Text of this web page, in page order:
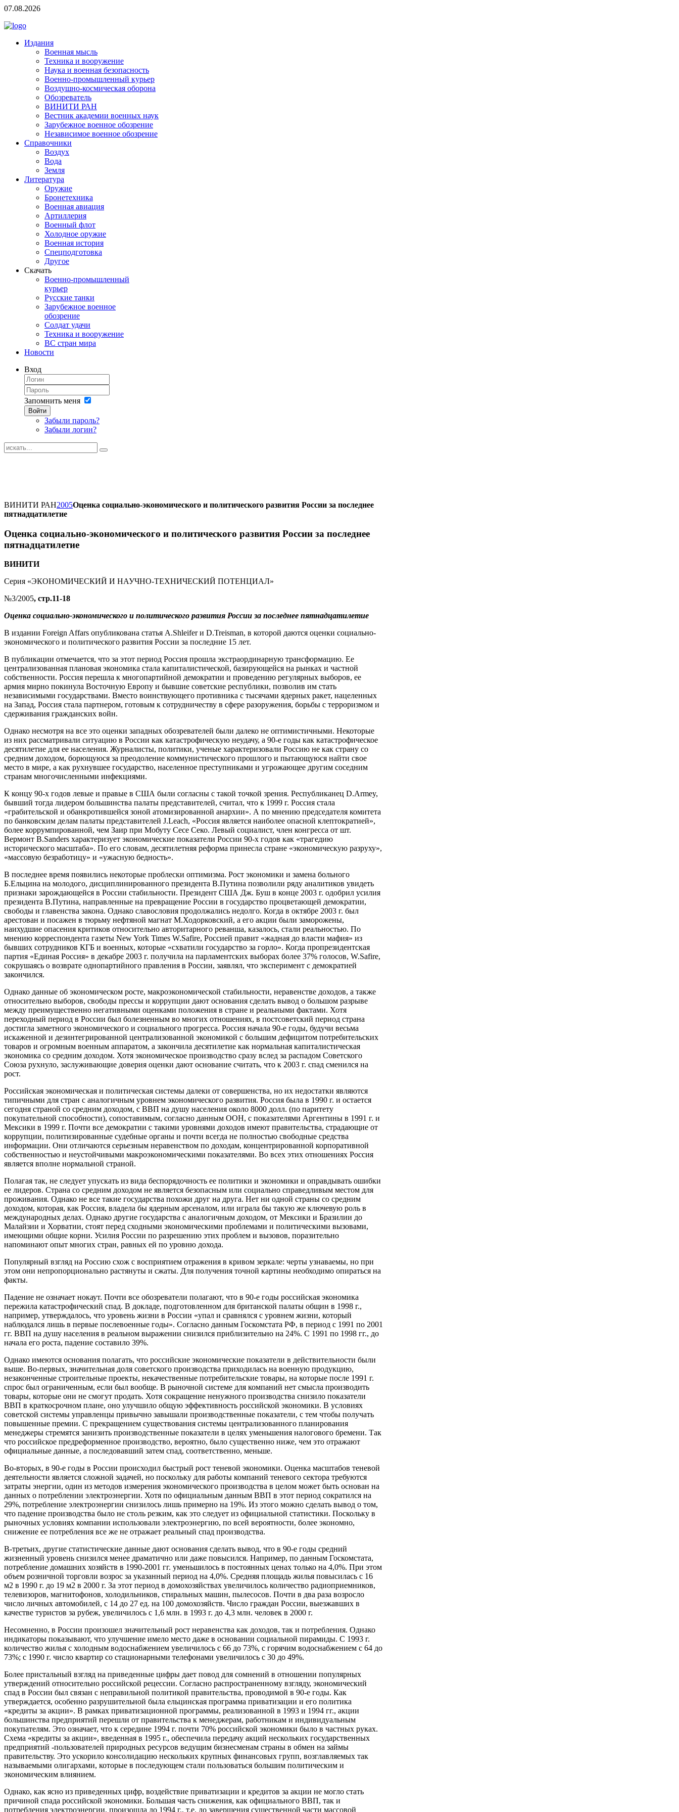
07.08.2026
Издания
Военная мысль
Техника и вооружение
Наука и военная безопасность
Военно-промышленный курьер
Воздушно-космическая оборона
Обозреватель
ВИНИТИ РАН
Вестник академии военных наук
Зарубежное военное обозрение
Независимое военное обозрение
Справочники
Воздух
Вода
Земля
Литература
Оружие
Бронетехника
Военная авиация
Артиллерия
Военный флот
Холодное оружие
Военная история
Спецподготовка
Другое
Скачать
Военно-промышленный
курьер
Русские танки
Зарубежное военное
обозрение
Солдат удачи
Техника и вооружение
ВС стран мира
Новости
Вход
Запомнить меня
Войти
Забыли пароль?
Забыли логин?
ВИНИТИ РАН2005Оценка социально-экономического и политического развития России за последнее
пятнадцатилетие
Оценка социально-экономического и политического развития России за последнее
пятнадцатилетие
ВИНИТИ
Серия «ЭКОНОМИЧЕСКИЙ И НАУЧНО-ТЕХНИЧЕСКИЙ ПОТЕНЦИАЛ»
№3/2005, стр.11-18
Оценка социально-экономического и политического развития России за последнее пятнадцатилетие
В издании Foreign Affars опубликована статья A.Shleifer и D.Treisman, в которой даются оценки социально-
экономического и политического развития России за последние 15 лет.
В публикации отмечается, что за этот период Россия прошла экстраординарную трансформацию. Ее
централизованная плановая экономика стала капиталистической, базирующейся на рынках и частной
собственности. Россия перешла к многопартийной демократии и проведению регулярных выборов, ее
армия мирно покинула Восточную Европу и бывшие советские республики, позволив им стать
независимыми государствами. Вместо воинствующего противника с тысячами ядерных ракет, нацеленных
на Запад, Россия стала партнером, готовым к сотрудничеству в сфере разоружения, борьбы с терроризмом и
сдерживания гражданских войн.
Однако несмотря на все это оценки западных обозревателей были далеко не оптимистичными. Некоторые
из них рассматривали ситуацию в России как катастрофическую неудачу, а 90-е годы как катастрофическое
десятилетие для ее населения. Журналисты, политики, ученые характеризовали Россию не как страну со
средним доходом, борющуюся за преодоление коммунистического прошлого и пытающуюся найти свое
место в мире, а как рухнувшее государство, населенное преступниками и угрожающее другим соседним
странам многочисленными инфекциями.
К концу 90-х годов левые и правые в США были согласны с такой точкой зрения. Республиканец D.Armey,
бывший тогда лидером большинства палаты представителей, считал, что к 1999 г. Россия стала
«грабительской и обанкротившейся зоной атомизированной анархии». А по мнению председателя комитета
по банковским делам палаты представителей J.Leach, «Россия является наиболее опасной клептократией»,
более коррумпированной, чем Заир при Мобуту Сесе Секо. Левый социалист, член конгресса от шт.
Вермонт B.Sanders характеризует экономические показатели России 90-х годов как «трагедию
исторического масштаба». По его словам, десятилетняя реформа принесла стране «экономическую разруху»,
«массовую безработицу» и «ужасную бедность».
В последнее время появились некоторые проблески оптимизма. Рост экономики и замена больного
Б.Ельцина на молодого, дисциплинированного президента В.Путина позволили ряду аналитиков увидеть
признаки зарождающейся в России стабильности. Президент США Дж. Буш в конце 2003 г. одобрил усилия
президента В.Путина, направленные на превращение России в государство процветающей демократии,
свободы и главенства закона. Однако славословия продолжались недолго. Когда в октябре 2003 г. был
арестован и посажен в тюрьму нефтяной магнат М.Ходорковский, а его акции были заморожены,
наихудшие опасения критиков относительно авторитарного реванша, казалось, стали реальностью. По
мнению корреспондента газеты New York Times W.Safire, Россией правит «жадная до власти мафия» из
бывших сотрудников КГБ и военных, которые «схватили государство за горло». Когда пропрезидентская
партия «Единая Россия» в декабре 2003 г. получила на парламентских выборах более 37% голосов, W.Safire,
сокрушаясь о возврате однопартийного правления в России, заявлял, что эксперимент с демократией
закончился.
Однако данные об экономическом росте, макроэкономической стабильности, неравенстве доходов, а также
относительно выборов, свободы прессы и коррупции дают основания сделать вывод о большом разрыве
между преимущественно негативными оценками положения в стране и реальными фактами. Хотя
переходный период в России был болезненным во многих отношениях, в постсоветский период страна
достигла заметного экономического и социального прогресса. Россия начала 90-е годы, будучи весьма
искаженной и дезинтегрированной централизованной экономикой с большим дефицитом потребительских
товаров и огромным военным аппаратом, а закончила десятилетие как нормальная капиталистическая
экономика со средним доходом. Хотя экономическое производство сразу вслед за распадом Советского
Союза рухнуло, заслуживающие доверия оценки дают основание считать, что к 2003 г. спад сменился на
рост.
Российская экономическая и политическая системы далеки от совершенства, но их недостатки являются
типичными для стран с аналогичным уровнем экономического развития. Россия была в 1990 г. и остается
сегодня страной со средним доходом, с ВВП на душу населения около 8000 долл. (по паритету
покупательной способности), сопоставимым, согласно данным ООН, с показателями Аргентины в 1991 г. и
Мексики в 1999 г. Почти все демократии с такими уровнями доходов имеют правительства, страдающие от
коррупции, политизированные судебные органы и почти всегда не полностью свободные средства
информации. Они отличаются серьезным неравенством по доходам, концентрированной корпоративной
собственностью и неустойчивыми макроэкономическими показателями. Во всех этих отношениях Россия
является вполне нормальной страной.
Полагая так, не следует упускать из вида беспорядочность ее политики и экономики и оправдывать ошибки
ее лидеров. Страна со средним доходом не является безопасным или социально справедливым местом для
проживания. Однако не все такие государства похожи друг на друга. Нет ни одной страны со средним
доходом, которая, как Россия, владела бы ядерным арсеналом, или играла бы такую же ключевую роль в
международных делах. Однако другие государства с аналогичным доходом, от Мексики и Бразилии до
Малайзии и Хорватии, стоят перед сходными экономическими проблемами и политическими вызовами,
имеющими общие корни. Усилия России по разрешению этих проблем и вызовов, поразительно
напоминают опыт многих стран, равных ей по уровню дохода.
Популярный взгляд на Россию схож с восприятием отражения в кривом зеркале: черты узнаваемы, но при
этом они непропорционально растянуты и сжаты. Для получения точной картины необходимо опираться на
факты.
Падение не означает нокаут. Почти все обозреватели полагают, что в 90-е годы российская экономика
пережила катастрофический спад. В докладе, подготовленном для британской палаты общин в 1998 г.,
например, утверждалось, что уровень жизни в России «упал и сравнялся с уровнем жизни, который
наблюдался лишь в первые послевоенные годы». Согласно данным Госкомстата РФ, в период с 1991 по 2001
гг. ВВП на душу населения в реальном выражении снизился приблизительно на 24%. С 1991 по 1998 гг., до
начала его роста, падение составило 39%.
Однако имеются основания полагать, что российские экономические показатели в действительности были
выше. Во-первых, значительная доля советского производства приходилась на военную продукцию,
незаконченные строительные проекты, некачественные потребительские товары, на которые после 1991 г.
спрос был ограниченным, если был вообще. В рыночной системе для компаний нет смысла производить
товары, которые они не смогут продать. Хотя сокращение ненужного производства снизило показатели
ВВП в краткосрочном плане, оно улучшило общую эффективность российской экономики. В условиях
советской системы управленцы привычно завышали производственные показатели, с тем чтобы получать
повышенные премии. С прекращением существования системы централизованного планирования
менеджеры стремятся занизить производственные показатели в целях уменьшения налогового бремени. Так
что российское предреформенное производство, вероятно, было существенно ниже, чем это отражают
официальные данные, а последовавший затем спад, соответственно, меньше.
Во-вторых, в 90-е годы в России происходил быстрый рост теневой экономики. Оценка масштабов теневой
деятельности является сложной задачей, но поскольку для работы компаний теневого сектора требуются
затраты энергии, один из методов измерения экономического производства в целом может быть основан на
данных о потреблении электроэнергии. Хотя по официальным данным ВВП в этот период сократился на
29%, потребление электроэнергии снизилось лишь примерно на 19%. Из этого можно сделать вывод о том,
что падение производства было не столь резким, как это следует из официальной статистики. Поскольку в
рыночных условиях компании использовали электроэнергию, по всей вероятности, более экономно,
снижение ее потребления все же не отражает реальный спад производства.
В-третьих, другие статистические данные дают основания сделать вывод, что в 90-е годы средний
жизненный уровень снизился менее драматично или даже повысился. Например, по данным Госкомстата,
потребление домашних хозяйств в 1990-2001 гг. уменьшилось в постоянных ценах только на 4,0%. При этом
объем розничной торговли возрос за указанный период на 4,0%. Средняя площадь жилья повысилась с 16
м2 в 1990 г. до 19 м2 в 2000 г. За этот период в домохозяйствах увеличилось количество радиоприемников,
телевизоров, магнитофонов, холодильников, стиральных машин, пылесосов. Почти в два раза возросло
число личных автомобилей, с 14 до 27 ед. на 100 домохозяйств. Число граждан России, выезжавших в
качестве туристов за рубеж, увеличилось с 1,6 млн. в 1993 г. до 4,3 млн. человек в 2000 г.
Несомненно, в России произошел значительный рост неравенства как доходов, так и потребления. Однако
индикаторы показывают, что улучшение имело место даже в основании социальной пирамиды. С 1993 г.
количество жилья с холодным водоснабжением увеличилось с 66 до 73%, с горячим водоснабжением с 64 до
73%; с 1990 г. число квартир со стационарными телефонами увеличилось с 30 до 49%.
Более пристальный взгляд на приведенные цифры дает повод для сомнений в отношении популярных
утверждений относительно российской рецессии. Согласно распространенному взгляду, экономический
спад в России был связан с неправильной политикой правительства, проводимой в 90-е годы. Как
утверждается, особенно разрушительной была ельцинская программа приватизации и его политика
«кредиты за акции». В рамках приватизационной программы, реализованной в 1993 и 1994 гг., акции
большинства предприятий перешли от правительства к менеджерам, работникам и индивидуальным
покупателям. Это означает, что к середине 1994 г. почти 70% российской экономики было в частных руках.
Схема «кредиты за акции», введенная в 1995 г., обеспечила передачу акций нескольких государственных
предприятий -пользователей природных ресурсов ведущим бизнесменам страны в обмен на займы
правительству. Это ускорило консолидацию нескольких крупных финансовых групп, возглавляемых так
называемыми олигархами, которые в последующем стали пользоваться большим политическим и
экономическим влиянием.
Однако, как ясно из приведенных цифр, воздействие приватизации и кредитов за акции не могло стать
причиной спада российской экономики. Большая часть снижения, как официального ВВП, так и
потребления электроэнергии, произошла до 1994 г., т.е. до завершения существенной части массовой